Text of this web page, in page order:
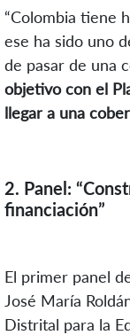
“Colombia tiene
ese ha sido uno
de pasar de una
objetivo con el
llegar a una
2. Panel:
financiación”
El primer panel
José María
Distrital para la